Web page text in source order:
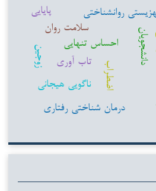
اضطراب
دانشجویان
روانشناختی
درمان شناختی رفتاری
ناگویی هیجانی
احساس تنهایی
زوجین تاب آوری
سلامت روان
پایایی